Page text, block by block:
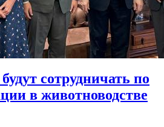
сотрудничать по
в животноводстве